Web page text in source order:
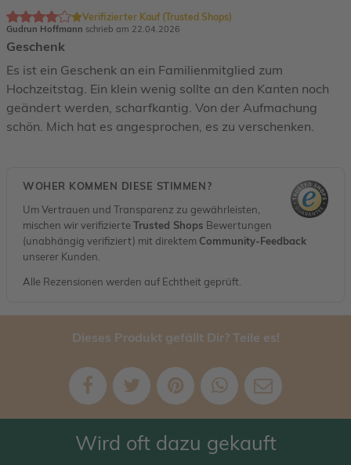
Gudrun Hoffmann schrieb am 22.04.2026
Verifizierter Kauf (Trusted Shops)
Geschenk
Es ist ein Geschenk an ein Familienmitglied zum
Hochzeitstag. Ein klein wenig sollte an den Kanten noch
geändert werden, scharfkantig. Von der Aufmachung
schön. Mich hat es angesprochen, es zu verschenken.
WOHER KOMMEN DIESE STIMMEN?
Um Vertrauen und Transparenz zu gewährleisten,
mischen wir verifizierteTrusted Shops Bewertungen
(unabhängig verifiziert) mit direktem Community-Feedback
unserer Kunden.
Alle Rezensionen werden auf Echtheit geprüft.
Dieses Produkt gefällt Dir? Teile es!
Wird oft dazu gekauft